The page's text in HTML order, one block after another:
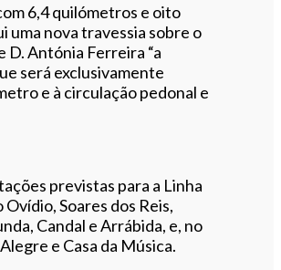
6,4 quilómetros e oito
uma nova travessia sobre o
D. Antónia Ferreira “a
será exclusivamente
e à circulação pedonal e
previstas para a Linha
Ovídio, Soares dos Reis,
Candal e Arrábida, e, no
e Casa da Música.